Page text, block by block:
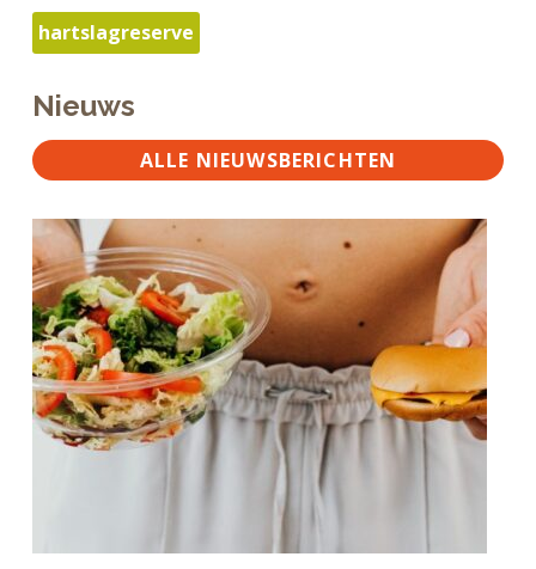
hartslagreserve
Nieuws
ALLE NIEUWSBERICHTEN